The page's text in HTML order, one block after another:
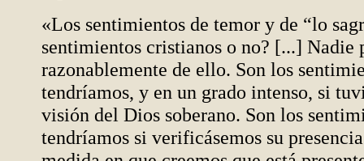
«Los sentimientos de temor y de “lo
sentimientos cristianos o no? [...] Nadie
razonablemente de ello. Son los
tendríamos, y en un grado intenso, si
visión del Dios soberano. Son los
tendríamos si verificásemos su